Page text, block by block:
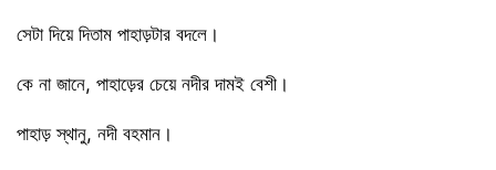
সেটা দিয়ে দিতাম পাহাড়টার বদলে।
কে না জানে, পাহাড়ের চেয়ে নদীর দামই বেশী।
পাহাড় স্থানু, নদী বহমান।